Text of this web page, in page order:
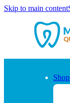
Skip to main content